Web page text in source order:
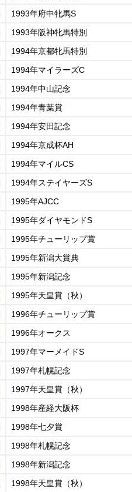
1993年府中牝馬S
1993年阪神牝馬特別
1994年京都牝馬特別
1994年マイラーズC
1994年中山記念
1994年青葉賞
1994年安田記念
1994年京成杯AH
1994年マイルCS
1994年ステイヤーズS
1995年AJCC
1995年ダイヤモンドS
1995年チューリップ賞
1995年新潟大賞典
1995年新潟記念
1995年天皇賞（秋）
1996年チューリップ賞
1996年オークス
1997年マーメイドS
1997年札幌記念
1997年天皇賞（秋）
1998年産経大阪杯
1998年七夕賞
1998年札幌記念
1998年新潟記念
1998年天皇賞（秋）